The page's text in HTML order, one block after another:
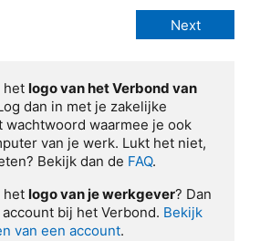
het logo van het Verbond van
dan in met je zakelijke
wachtwoord waarmee je ook
van je werk. Lukt het niet,
Bekijk dan de FAQ.
het logo van je werkgever? Dan
bij het Verbond. Bekijk
van een account.